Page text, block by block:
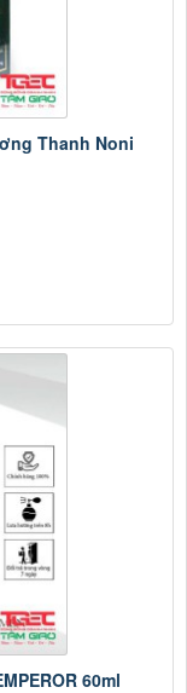
Thanh Noni
60ml